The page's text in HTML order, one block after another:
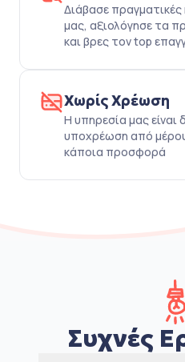
Διάβασε
μας, αξιολόγησε τα
και βρες τον top
Χωρίς Χρέωση
Η υπηρεσία μας
υποχρέωση από
κάποια προσφορά
Συχνές